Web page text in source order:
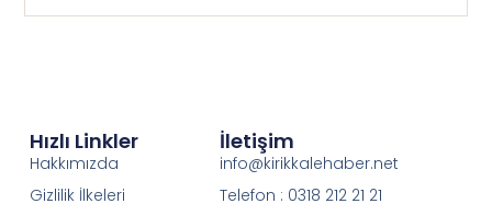
Hızlı Linkler
Hakkımızda
Gizlilik İlkeleri
İletişim
info@kirikkalehaber.net
Telefon : 0318 212 21 21